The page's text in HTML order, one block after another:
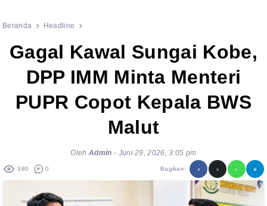
Beranda Headline
Gagal Kawal Sungai Kobe,
DPP IMM Minta Menteri
PUPR Copot Kepala BWS
Malut
Oleh Admin - Juni 29, 2026, 3:05 pm
380 0 Bagikan: